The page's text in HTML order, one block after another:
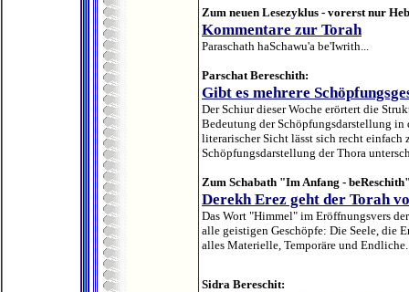
Zum neuen Lesezyklus - vorerst nur
Kommentare zur Torah
Paraschath haSchawu'a be'Iwrith...
Parschat Bereschith:
Gibt es mehrere
Der Schiur dieser Woche erörtert die
Bedeutung der Schöpfungsdarstellung
literarischer Sicht lässt sich recht
Schöpfungsdarstellung der Thora
Zum Schabath "Im Anfang -
Derekh Erez geht der Torah
Das Wort "Himmel" im Eröffnungsvers
alle geistigen Geschöpfe: Die Seele, die
alles Materielle, Temporäre und
Sidra Bereschit: